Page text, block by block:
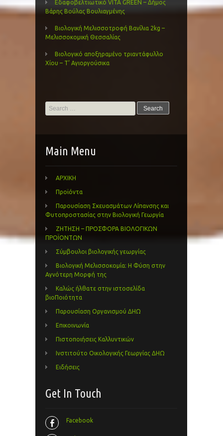
Εδαφοβελτιωτικό VITA GREEN – Δήμος
Βάρης Βούλας Βουλιαγμένης
Βιολογική Μελισσοτροφή Βανίλια 2kg –
Μελισσοκομική Θεσσαλίας
Βιολογικό αποξηραμένο τριαντάφυλλο
Χίου – Τ’ Αγιοργούσικα
Search
for:
Main Menu
ΑΡΧΙΚΗ
Προϊόντα
Παρουσίαση Σκευασμάτων Λίπανσης και
Φυτοπροστασίας στην Βιολογική Γεωργία
ΖΗΤΗΣΗ – ΠΡΟΣΦΟΡΑ ΒΙΟΛΟΓΙΚΩΝ
ΠΡΟΪΟΝΤΩΝ
Σύμβουλοι βιολογικής γεωργίας
Βιολογική Μελισσοκομία: Η Φύση στην
Αγνότερη Μορφή της
Καλώς ήλθατε στην ιστοσελίδα
βιοΠοιότητα
Παρουσίαση Οργανισμού ΔΗΩ
Επικοινωνία
Πιστοποιήσεις Καλλυντικών
Ινστιτούτο Οικολογικής Γεωργίας ΔΗΩ
Ειδήσεις
Get In Touch
Facebook